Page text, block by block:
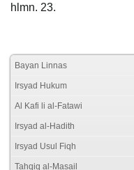
hlmn. 23.
Bayan Linnas
Irsyad Hukum
Al Kafi li al-Fatawi
Irsyad al-Hadith
Irsyad Usul Fiqh
Tahqiq al-Masail